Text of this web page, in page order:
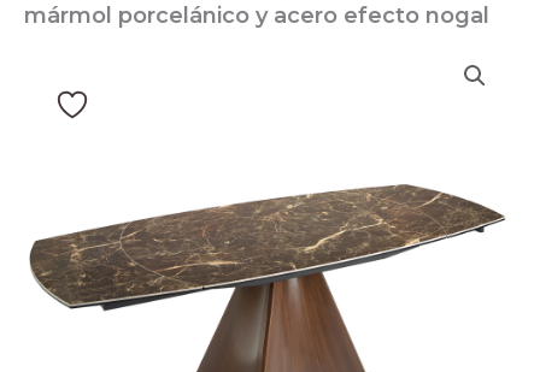
mármol porcelánico y acero efecto nogal